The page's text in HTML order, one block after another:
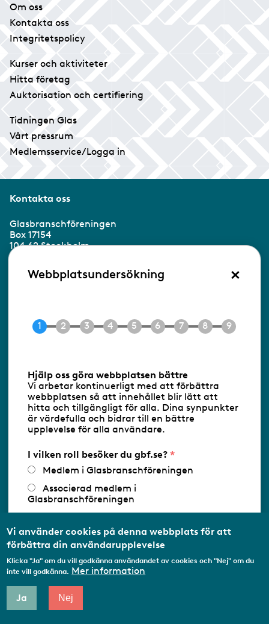
Om oss
Kontakta oss
Integritetspolicy
Kurser och aktiviteter
Hitta företag
Auktorisation och certifiering
Tidningen Glas
Vårt pressrum
Medlemsservice/Logga in
Kontakta oss
Glasbranschföreningen
Box 17154
104 62 Stockholm
Besöksadress:
Ringvägen 100
E-post info@gbf.se
Följ oss via RSS
Databasens namn:www.gbf.se-
Glasbranschföreningen AB - Ansvarig
utgivare: Sofia Wahlgren
Webbplatsundersökning ×
Hjälp oss göra webbplatsen bättre
Vi arbetar kontinuerligt med att förbättra
webbplatsen så att innehållet blir lätt att
hitta och tillgängligt för alla. Dina synpunkter
är värdefulla och bidrar till en bättre
upplevelse för alla användare.
I vilken roll besöker du gbf.se?
Medlem i Glasbranschföreningen
Associerad medlem i
Glasbranschföreningen
medlemsorganisation/Svenskt Näringsliv
Utbildningsaktör
Student
Annat...
Vi använder cookies på denna webbplats för att
förbättra din användarupplevelse
Klicka "Ja" om du vill godkänna användandet av cookies och "Nej" om du
inte vill godkänna. Mer information
Ja Nej